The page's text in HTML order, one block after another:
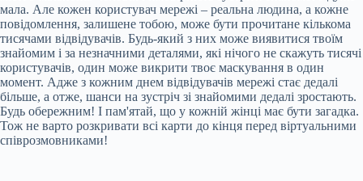
мала. Але кожен користувач мережі – реальна людина, а кожне
повідомлення, залишене тобою, може бути прочитане кількома
тисячами відвідувачів. Будь-який з них може виявитися твоїм
знайомим і за незначними деталями, які нічого не скажуть тисячі
користувачів, один може викрити твоє маскування в один
момент. Адже з кожним днем відвідувачів мережі стає дедалі
більше, а отже, шанси на зустріч зі знайомими дедалі зростають.
Будь обережним! І пам'ятай, що у кожній жінці має бути загадка.
Тож не варто розкривати всі карти до кінця перед віртуальними
співрозмовниками!